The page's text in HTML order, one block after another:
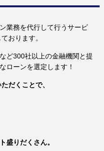
業務を代行して行うサービ
おります。
ど300社以上の金融機関と提
ローンを選定します！
だくことで、
盛りだくさん。